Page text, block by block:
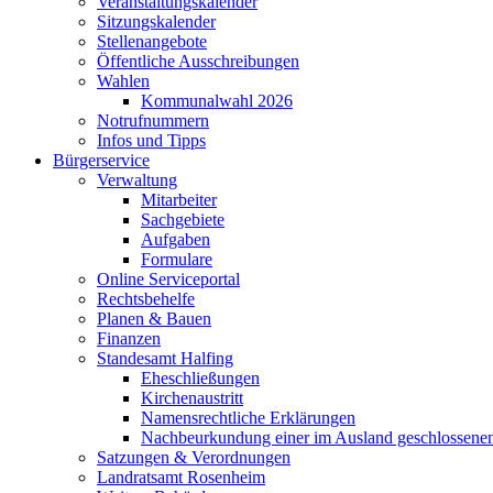
Sitzungskalender
Stellenangebote
Öffentliche Ausschreibungen
Wahlen
Kommunalwahl 2026
Notrufnummern
Infos und Tipps
Bürgerservice
Verwaltung
Mitarbeiter
Sachgebiete
Aufgaben
Formulare
Online Serviceportal
Rechtsbehelfe
Planen & Bauen
Finanzen
Standesamt Halfing
Eheschließungen
Kirchenaustritt
Namensrechtliche Erklärungen
Nachbeurkundung einer im Ausland
Satzungen & Verordnungen
Landratsamt Rosenheim